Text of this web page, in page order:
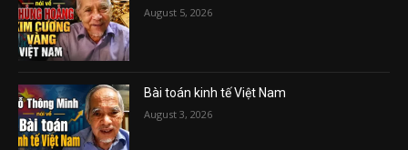
August 5, 2026
Bài toán kinh tế Việt Nam
August 3, 2026